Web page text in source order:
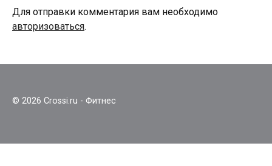
Для отправки комментария вам необходимо
авторизоваться.
© 2026 Crossi.ru - Фитнес